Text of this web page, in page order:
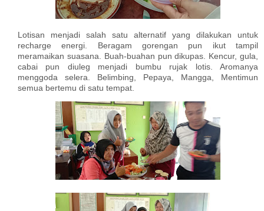
Lotisan menjadi salah satu alternatif yang dilakukan untuk
recharge energi. Beragam gorengan pun ikut tampil
meramaikan suasana. Buah-buahan pun dikupas. Kencur, gula,
cabai pun diuleg menjadi bumbu rujak lotis. Aromanya
menggoda selera. Belimbing, Pepaya, Mangga, Mentimun
semua bertemu di satu tempat.